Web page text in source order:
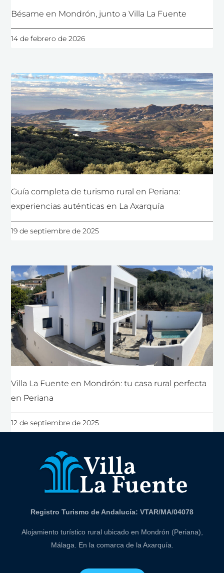
Bésame en Mondrón, junto a Villa La Fuente
14 de febrero de 2026
Guía completa de turismo rural en Periana:
experiencias auténticas en La Axarquía
19 de septiembre de 2025
Villa La Fuente en Mondrón: tu casa rural perfecta
en Periana
12 de septiembre de 2025
Registro Turismo de Andalucía: VTAR/MA/04078
Alojamiento turístico rural ubicado en Mondrón (Periana),
Málaga. En la comarca de la Axarquía.